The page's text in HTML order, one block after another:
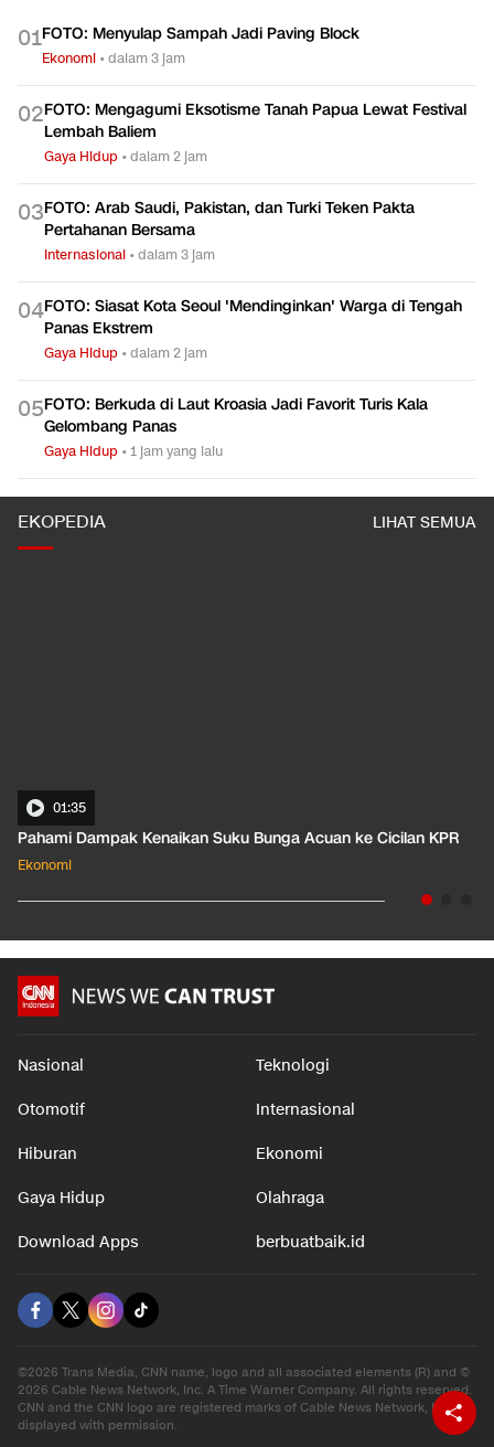
01FOTO: Menyulap Sampah Jadi Paving Block
Ekonomi •dalam 3 jam
02FOTO: Mengagumi Eksotisme Tanah Papua Lewat Festival
Lembah Baliem
Gaya Hidup •dalam 2 jam
03FOTO: Arab Saudi, Pakistan, dan Turki Teken Pakta
Pertahanan Bersama
Internasional •dalam 3 jam
04FOTO: Siasat Kota Seoul 'Mendinginkan' Warga di Tengah
Panas Ekstrem
Gaya Hidup •dalam 2 jam
05FOTO: Berkuda di Laut Kroasia Jadi Favorit Turis Kala
Gelombang Panas
Gaya Hidup •1 jam yang lalu
EKOPEDIA LIHAT SEMUA
01:35
Pahami Dampak Kenaikan Suku Bunga Acuan ke Cicilan KPR
Ekonomi
Nasional Teknologi
Otomotif Internasional
Hiburan Ekonomi
Gaya Hidup Olahraga
Download Apps berbuatbaik.id
©2026 Trans Media, CNN name, logo and all associated elements (R) and ©
2026 Cable News Network, Inc. A Time Warner Company. All rights reserved.
CNN and the CNN logo are registered marks of Cable News Network, Inc.,
displayed with permission.